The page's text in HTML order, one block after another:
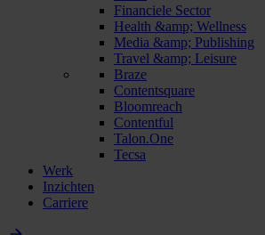
Financiele Sector
Health &amp; Wellness
Media &amp; Publishing
Travel &amp; Leisure
Braze
Contentsquare
Bloomreach
Contentful
Talon.One
Tecsa
Werk
Inzichten
Carriere